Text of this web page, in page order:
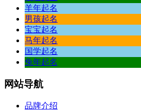
羊年起名
男孩起名
宝宝起名
马年起名
国学起名
兔年起名
网站导航
品牌介绍